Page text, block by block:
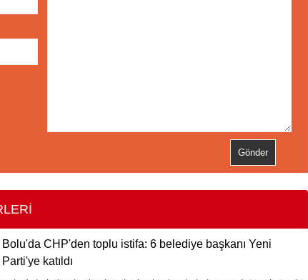
Bolu'da CHP'den toplu istifa: 6 belediye başkanı Yeni
Parti'ye katıldı